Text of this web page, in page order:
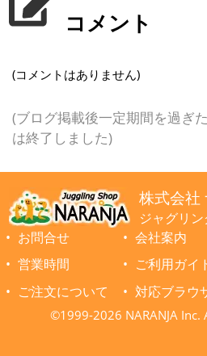
コメント
(コメントはありません)
(ブログ掲載後一定期間を過ぎ
は終了しました)
株式会社
ジャグリ
お問合せ
会社案内
営業時間
ご利用ガイ
ご注文について
対応ブラウ
©1999-2026 NARANJA Inc.